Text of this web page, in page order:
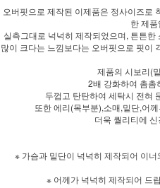
오버핏으로 제작된 이제품은 정사이즈로
한 제
실측그대로 넉넉히 제작되었으며, 튼튼
많이 크다는 느낌보다는 오버핏으로 핏이
제품의 시보리(
2배 강화하여 촘촘
두껍고 탄탄하여 세탁시 전혀
또한 에리(목부분),소매,밑단,어
더욱 퀄리티에
※ 가슴과 밑단이 넉넉히 제작되어 이
※ 어께가 넉넉히 제작되어 드